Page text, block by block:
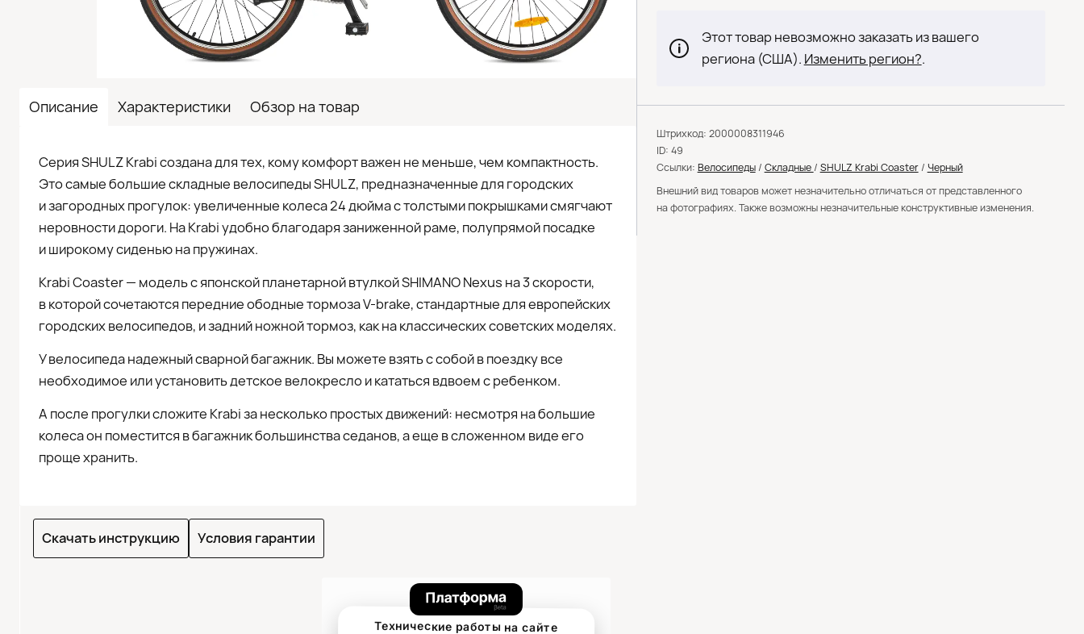
Описание Характеристики Обзор на товар
Серия SHULZ Krabi создана для тех, кому комфорт важен не меньше, чем компактность.
Это самые большие складные велосипеды SHULZ, предназначенные для городских
и загородных прогулок: увеличенные колеса 24 дюйма с толстыми покрышками смягчают
неровности дороги. На Krabi удобно благодаря заниженной раме, полупрямой посадке
и широкому сиденью на пружинах.
Krabi Coaster — модель с японской планетарной втулкой SHIMANO Nexus на 3 скорости,
в которой сочетаются передние ободные тормоза V-brake, стандартные для европейских
городских велосипедов, и задний ножной тормоз, как на классических советских моделях.
У велосипеда надежный сварной багажник. Вы можете взять с собой в поездку все
необходимое или установить детское велокресло и кататься вдвоем с ребенком.
А после прогулки сложите Krabi за несколько простых движений: несмотря на большие
колеса он поместится в багажник большинства седанов, а еще в сложенном виде его
проще хранить.
Скачать инструкцию Условия гарантии
Этот товар невозможно заказать из вашего
региона (США). Изменить регион?.
Штрихкод: 2000008311946
ID: 49
Ссылки: Велосипеды/ Складные / SHULZ Krabi Coaster/ Черный
Внешний вид товаров может незначительно отличаться от представленного
на фотографиях. Также возможны незначительные конструктивные изменения.